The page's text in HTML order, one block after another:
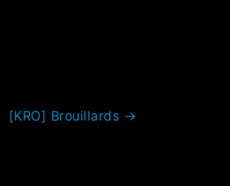
[KRO] Brouillards →